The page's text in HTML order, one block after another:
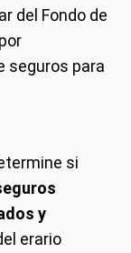
del Fondo de
seguros para
si
y
erario